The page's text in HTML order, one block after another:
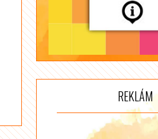
REKLÁM